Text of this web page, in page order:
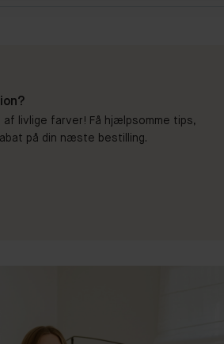
af livlige farver! Få hjælpsomme tips,
på din næste bestilling.